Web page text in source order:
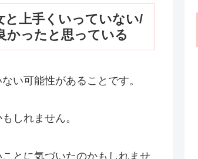
と上手くいっていない/
かったと思っている
い可能性があることです。
しれません。
とに気づいたのかもしれませ